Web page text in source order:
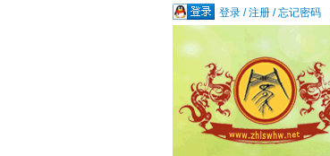
登录/注册/忘记密码